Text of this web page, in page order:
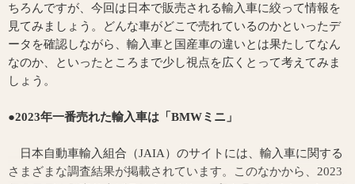
ちろんですが、今回は日本で販売される輸入車に絞って情報を
見てみましょう。どんな車がどこで売れているのかといったデ
ータを確認しながら、輸入車と国産車の違いとは果たしてなん
なのか、といったところまで少し視点を広くとって考えてみま
しょう。
●2023年一番売れた輸入車は「BMWミニ」
日本自動車輸入組合（JAIA）のサイトには、輸入車に関する
さまざまな調査結果が掲載されています。このなかから、2023